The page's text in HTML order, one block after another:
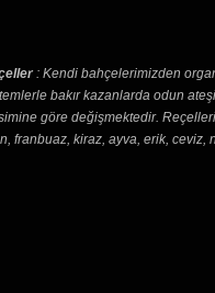
: Kendi bahçelerimizden
bakır kazanlarda odun
göre değişmektedir.
franbuaz, kiraz, ayva, erik, ceviz,